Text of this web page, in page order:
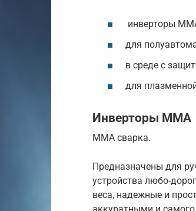
инверторы
для
в среде с
для
Инверторы MMA
MMA сварка.
Предназначены для
устройства любо-
веса, надежные и